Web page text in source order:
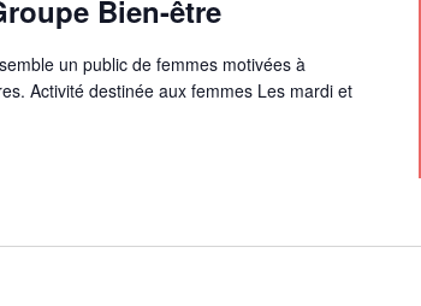
Bien-être
un public de femmes motivées à
Activité destinée aux femmes Les mardi et